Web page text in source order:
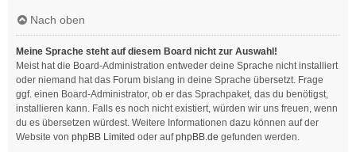
Nach oben
Meine Sprache steht auf diesem Board nicht zur Auswahl!
Meist hat die Board-Administration entweder deine Sprache nicht installiert
oder niemand hat das Forum bislang in deine Sprache übersetzt. Frage
ggf. einen Board-Administrator, ob er das Sprachpaket, das du benötigst,
installieren kann. Falls es noch nicht existiert, würden wir uns freuen, wenn
du es übersetzen würdest. Weitere Informationen dazu können auf der
Website von phpBB Limited oder aufphpBB.de gefunden werden.